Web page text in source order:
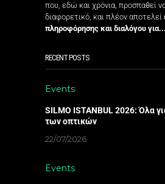
που, εδώ και χρόνια, προσπαθεί
διαφορετικό, και πλέον αποτελεί
πληροφόρησης και διαλόγου
RECENT POSTS
Events
SILMO ISTANBUL 2026: Όλα
των οπτικών
22/07/2026
Events